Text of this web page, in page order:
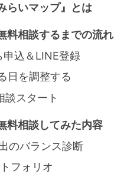
らいマップ』とは
料相談するまでの流れ
申込＆LINE登録
日を調整する
談スタート
料相談してみた内容
のバランス診断
フォリオ